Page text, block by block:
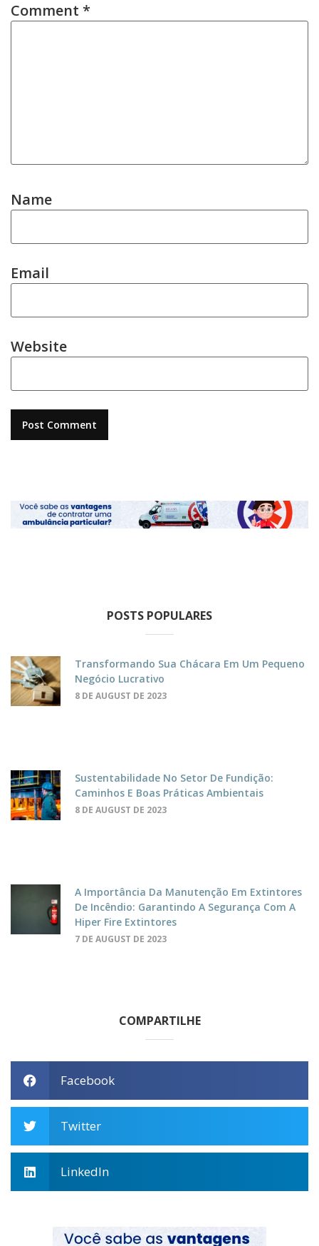
Comment *
Name
Email
Website
POSTS POPULARES
Transformando Sua Chácara Em Um Pequeno
Negócio Lucrativo
8 DE AUGUST DE 2023
Sustentabilidade No Setor De Fundição:
Caminhos E Boas Práticas Ambientais
8 DE AUGUST DE 2023
A Importância Da Manutenção Em Extintores
De Incêndio: Garantindo A Segurança Com A
Hiper Fire Extintores
7 DE AUGUST DE 2023
COMPARTILHE
Facebook
Twitter
LinkedIn